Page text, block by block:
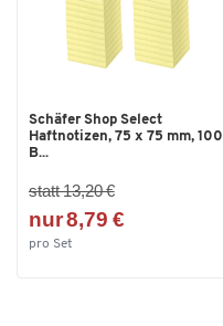
Außenhöhe [mm]
Außentiefe [mm]
Schäfer Shop Select
Haftnotizen, 75 x 75 mm, 100
B...
statt 13,20 €
nur 8,79 €
pro Set